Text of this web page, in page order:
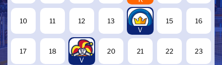
10 11 12 13
14
V
15 16
17 18
19
V
20 21 22 23